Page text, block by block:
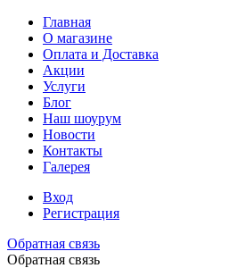
Главная
О магазине
Оплата и Доставка
Акции
Услуги
Блог
Наш шоурум
Новости
Контакты
Галерея
Вход
Регистрация
Обратная связь
Обратная связь